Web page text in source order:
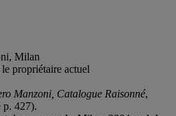
Milan
propriétaire actuel
Manzoni, Catalogue Raisonné,
427).